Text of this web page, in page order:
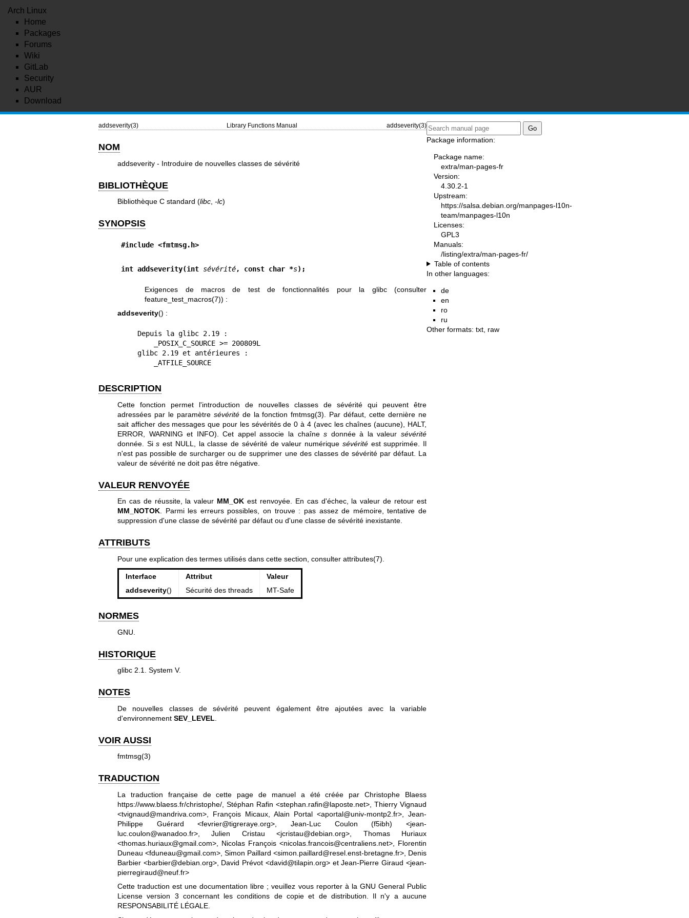
Arch Linux
Home
Packages
Forums
Wiki
GitLab
Security
AUR
Download
addseverity(3) Library Functions Manual addseverity(3)
NOM
addseverity - Introduire de nouvelles classes de sévérité
BIBLIOTHÈQUE
Bibliothèque C standard (libc, -lc)
SYNOPSIS
#include <fmtmsg.h>
int addseverity(int sévérité, const char *s);
Exigences de macros de test de fonctionnalités pour la glibc (consulter
feature_test_macros(7)) :
addseverity() :
        _ATFILE_SOURCE
DESCRIPTION
Cette fonction permet l'introduction de nouvelles classes de sévérité qui peuvent être
adressées par le paramètre sévéritéde la fonctionfmtmsg(3) . Par défaut, cette dernière ne
sait afficher des messages que pour les sévérités de 0 à 4 (avec les chaînes (aucune), HALT,
ERROR, WARNING et INFO). Cet appel associe la chaînes donnée à la valeursévérité
donnée. Sis est NULL, la classe de sévérité de valeur numérique sévéritéest supprimée. Il
n'est pas possible de surcharger ou de supprimer une des classes de sévérité par défaut. La
valeur de sévérité ne doit pas être négative.
VALEUR RENVOYÉE
En cas de réussite, la valeur MM_OK est renvoyée. En cas d'échec, la valeur de retour est
MM_NOTOK. Parmi les erreurs possibles, on trouve : pas assez de mémoire, tentative de
suppression d'une classe de sévérité par défaut ou d'une classe de sévérité inexistante.
ATTRIBUTS
Pour une explication des termes utilisés dans cette section, consulter attributes(7)
Interface Attribut
Valeur
addseverity() Sécurité des threads MT-Safe
NORMES
GNU.
HISTORIQUE
glibc 2.1. System V.
NOTES
De nouvelles classes de sévérité peuvent également être ajoutées avec la variable
d'environnement SEV_LEVEL
VOIR AUSSI
fmtmsg(3)
TRADUCTION
La traduction française de cette page de manuel a été créée par Christophe Blaess
https://www.blaess.fr/christophe/, Stéphan Rafin <stephan.rafin@laposte.net>, Thierry Vignaud
<tvignaud@mandriva.com>, François Micaux, Alain Portal <aportal@univ-montp2.fr>, Jean-
Philippe Guérard <fevrier@tigreraye.org>, Jean-Luc Coulon (f5ibh) <jean-
luc.coulon@wanadoo.fr>, Julien Cristau <jcristau@debian.org>, Thomas Huriaux
<thomas.huriaux@gmail.com>, Nicolas François <nicolas.francois@centraliens.net>, Florentin
Duneau <fduneau@gmail.com>, Simon Paillard <simon.paillard@resel.enst-bretagne.fr>, Denis
Barbier <barbier@debian.org>, David Prévot <david@tilapin.org> et Jean-Pierre Giraud <jean-
pierregiraud@neuf.fr>
Cette traduction est une documentation libre ; veuillez vous reporter à la GNU General Public
License version 3 concernant les conditions de copie et de distribution. Il n'y a aucune
RESPONSABILITÉ LÉGALE.
Package information:
Package name:
extra/man-pages-fr
Version:
4.30.2-1
Upstream:
https://salsa.debian.org/manpages-l10n-
team/manpages-l10n
Licenses:
GPL3
Manuals:
/listing/extra/man-pages-fr/
Table of contents
In other languages:
de
en
ro
ru
Other formats: txt raw